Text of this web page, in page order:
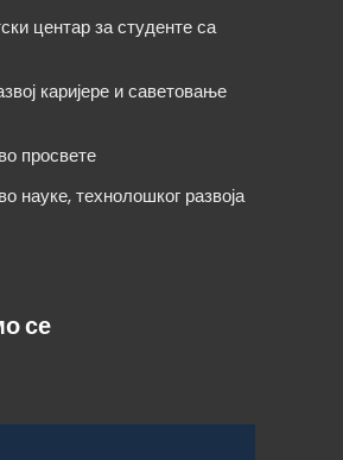
центар за студенте са
каријере и саветовање
просвете
науке, технолошког развоја
се